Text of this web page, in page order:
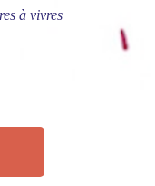
à vivres